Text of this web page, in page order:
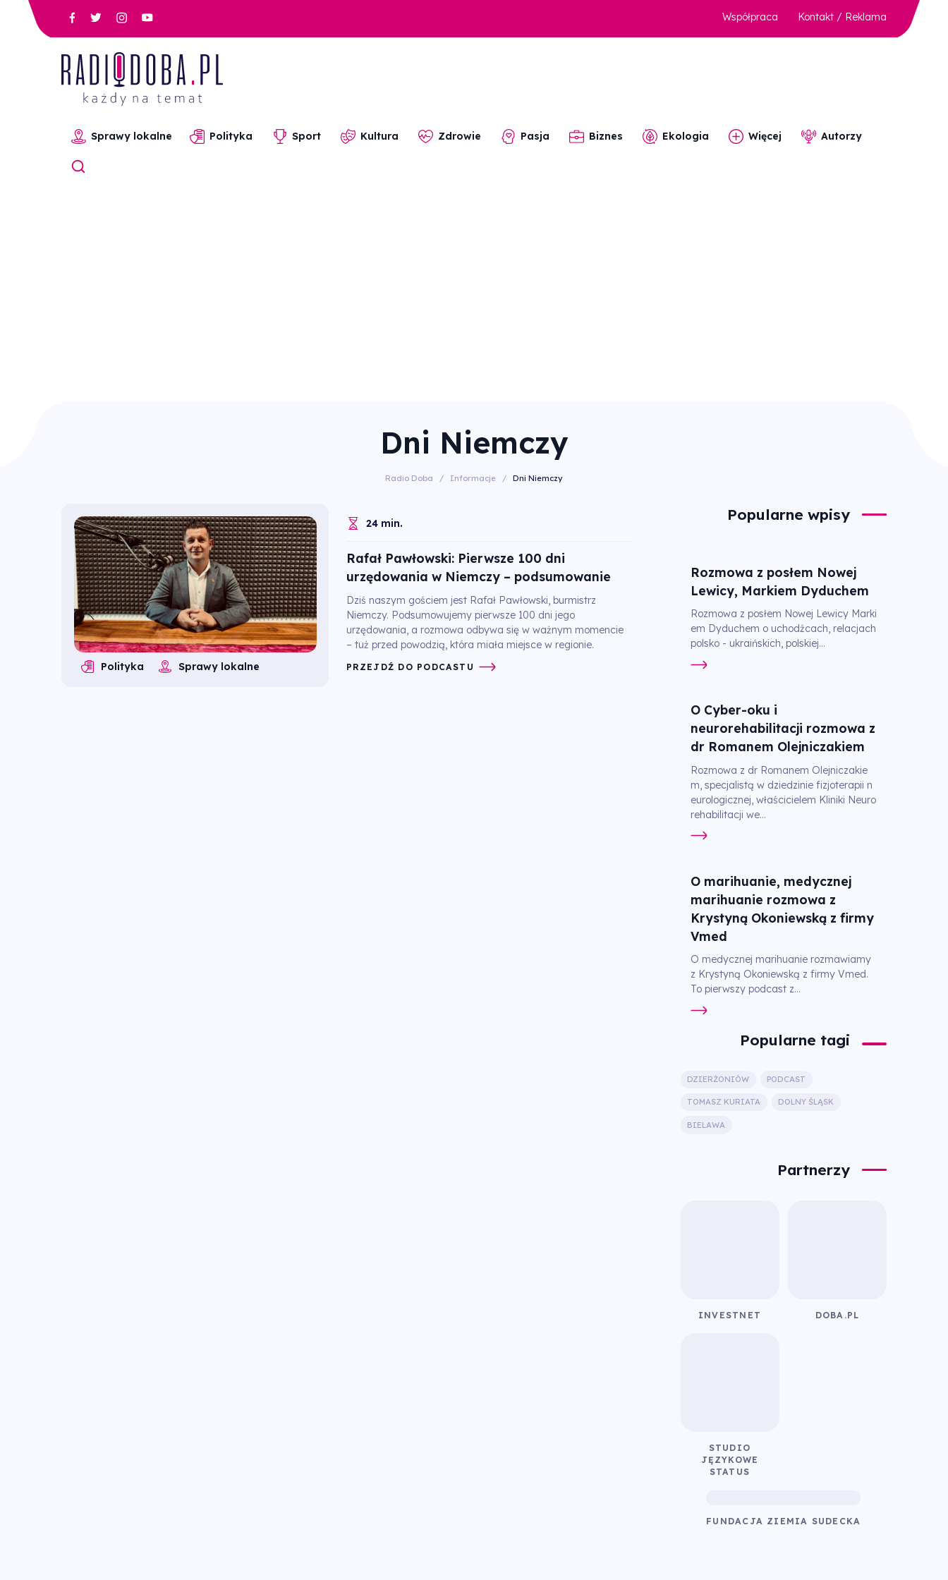
Współpraca Kontakt / Reklama
Sprawy lokalne Polityka Sport Kultura Zdrowie Pasja Biznes Ekologia Więcej Autorzy
Dni Niemczy
Radio Doba / Informacje / Dni Niemczy
Polityka Sprawy lokalne
24 min.
Rafał Pawłowski: Pierwsze 100 dni
urzędowania w Niemczy – podsumowanie
Dziś naszym gościem jest Rafał Pawłowski, burmistrz
Niemczy. Podsumowujemy pierwsze 100 dni jego
urzędowania, a rozmowa odbywa się w ważnym momencie
– tuż przed powodzią, która miała miejsce w regionie.
PRZEJDŹ DO PODCASTU
Popularne wpisy
Rozmowa z posłem Nowej
Lewicy, Markiem Dyduchem
Rozmowa z posłem Nowej Lewicy Marki
em Dyduchem o uchodźcach, relacjach
polsko - ukraińskich, polskiej...
O Cyber-oku i
neurorehabilitacji rozmowa z
dr Romanem Olejniczakiem
Rozmowa z dr Romanem Olejniczakie
m, specjalistą w dziedzinie fizjoterapii n
eurologicznej, właścicielem Kliniki Neuro
rehabilitacji we...
O marihuanie, medycznej
marihuanie rozmowa z
Krystyną Okoniewską z firmy
Vmed
O medycznej marihuanie rozmawiamy
z Krystyną Okoniewską z firmy Vmed.
To pierwszy podcast z...
Popularne tagi
DZIERŻONIÓW PODCAST
TOMASZ KURIATA DOLNY ŚLĄSK
BIELAWA
Partnerzy
INVESTNET DOBA.PL
STUDIO
JĘZYKOWE
STATUS
FUNDACJA ZIEMIA SUDECKA